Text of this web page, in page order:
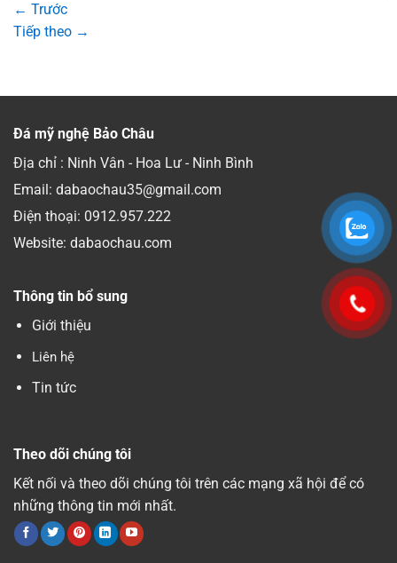
← Trước
Tiếp theo →
Đá mỹ nghệ Bảo Châu
Địa chỉ : Ninh Vân - Hoa Lư - Ninh Bình
Email: dabaochau35@gmail.com
Điện thoại: 0912.957.222
Website: dabaochau.com
Thông tin bổ sung
Giới thiệu
Liên hệ
Tin tức
Theo dõi chúng tôi
Kết nối và theo dõi chúng tôi trên các mạng xã hội để có
những thông tin mới nhất.